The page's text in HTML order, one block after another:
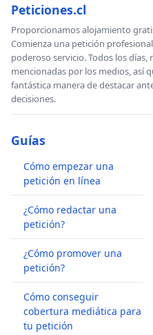
Peticiones.cl
Proporcionamos alojamiento
Comienza una petición
poderoso servicio. Todos los días,
mencionadas por los medios, así
fantástica manera de destacar
decisiones.
Guías
Cómo empezar una
petición en línea
¿Cómo redactar una
petición?
¿Cómo promover una
petición?
Cómo conseguir
cobertura mediática para
tu petición